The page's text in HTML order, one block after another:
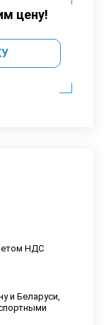
цену!
НДС
и Беларуси,